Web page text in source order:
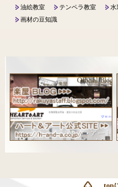
油絵教室 テンペラ教室 水
画材の豆知識